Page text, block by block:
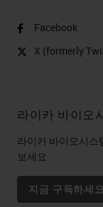
Facebook
X (formerly
라이카 바이오
라이카 바이오시스
보세요
지금 구독하세